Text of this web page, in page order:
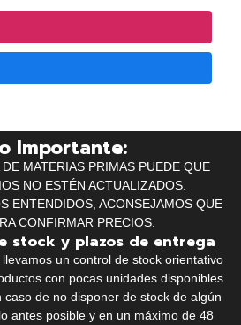
Importante:
MATERIAS PRIMAS PUEDE QUE
NO ESTÉN ACTUALIZADOS.
ENTENDIDOS, ACONSEJAMOS QUE
CONFIRMAR PRECIOS.
stock y plazos de entrega
un control de stock orientativo
con pocas unidades disponibles
caso de no disponer de stock de algún
antes posible y en un máximo de 48